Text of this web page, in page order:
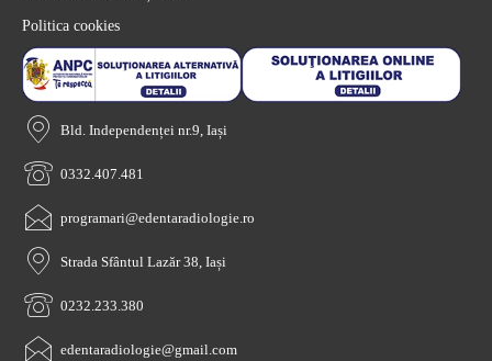
Politica cookies
Bld. Independenței nr.9, Iași
0332.407.481
programari@edentaradiologie.ro
Strada Sfântul Lazăr 38, Iași
0232.233.380
edentaradiologie@gmail.com